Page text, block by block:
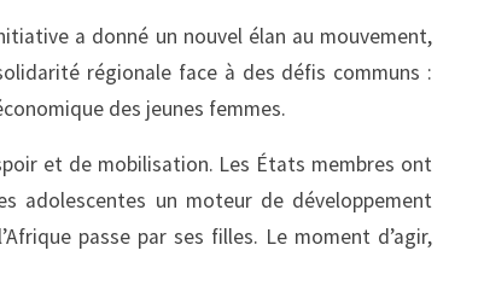
a donné un nouvel élan au mouvement,
régionale face à des défis communs :
des jeunes femmes.
et de mobilisation. Les États membres ont
adolescentes un moteur de développement
passe par ses filles. Le moment d’agir,